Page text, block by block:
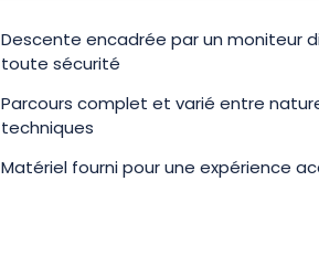
Descente encadrée par un moniteur
toute sécurité
Parcours complet et varié entre
techniques
Matériel fourni pour une expérience